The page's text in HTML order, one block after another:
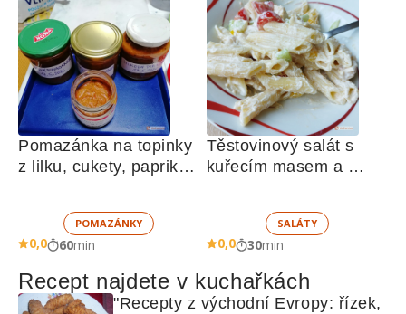
Pomazánka na topinky
z lilku, cukety, paprik,
žampionů
POMAZÁNKY
0,0 60min
Těstovinový salát s
kuřecím masem a
SALÁTY
0,0 30min
Recept najdete v kuchařkách
"Recepty z východní Evropy: řízek,